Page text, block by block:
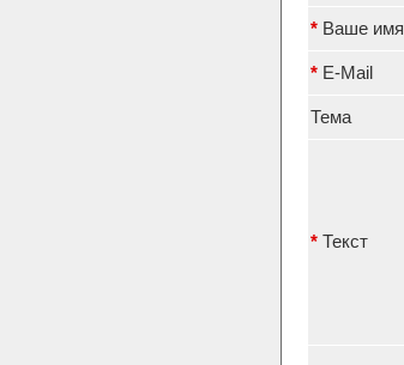
* Ваше имя
* E-Mail
Тема
* Текст